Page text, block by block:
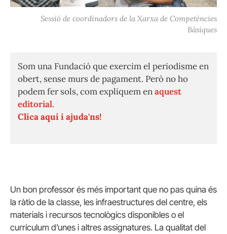
Sessió de coordinadors de la Xarxa de Competències
Bàsiques
Som una Fundació que exercim el periodisme en
obert, sense murs de pagament. Però no ho
podem fer sols, com expliquem enaquest
editorial.
Clica aquí i ajuda'ns!
Un bon professor és més important que no pas quina és
la ràtio de la classe, les infraestructures del centre, els
materials i recursos tecnològics disponibles o el
currículum d’unes i altres assignatures. La qualitat del